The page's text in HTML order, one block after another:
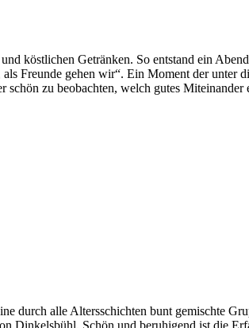
köstlichen Getränken. So entstand ein
Freunde gehen wir“. Ein Moment der unter
zu beobachten, welch gutes Miteinander
alle Altersschichten bunt gemischte
Schön und beruhigend ist die